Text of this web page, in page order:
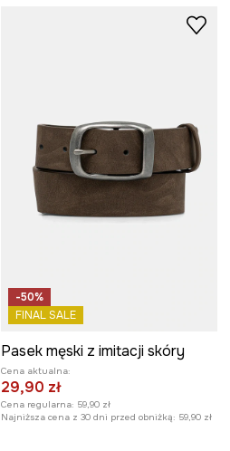
-50%
FINAL SALE
Pasek męski z imitacji skóry
Cena aktualna:
29,90 zł
Cena regularna: 59,90 zł
Najniższa cena z 30 dni przed obniżką: 59,90 zł